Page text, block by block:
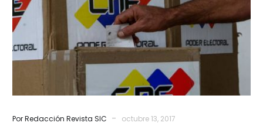
Por Redacción Revista SIC - octubre 13, 2017